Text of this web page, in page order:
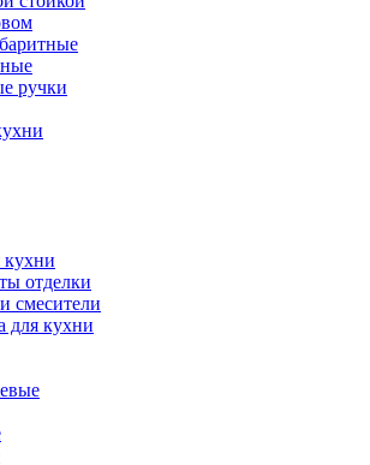
ручки
кухни
отделки
смесители
для кухни